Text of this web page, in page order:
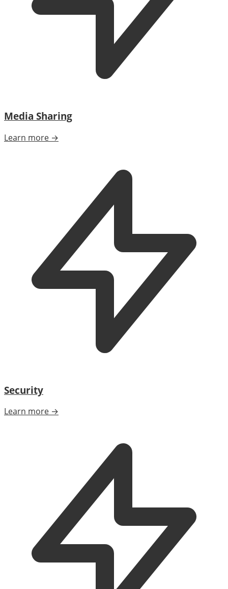
Media Sharing
Learn more →
Security
Learn more →